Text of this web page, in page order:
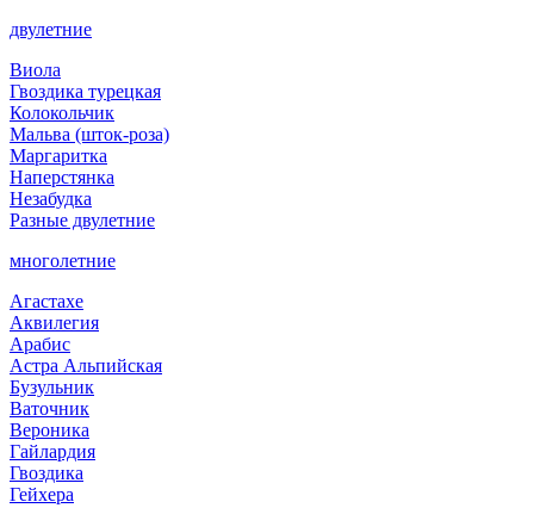
двулетние
Виола
Гвоздика турецкая
Колокольчик
Мальва (шток-роза)
Маргаритка
Наперстянка
Незабудка
Разные двулетние
многолетние
Агастахе
Аквилегия
Арабис
Астра Альпийская
Бузульник
Ваточник
Вероника
Гайлардия
Гвоздика
Гейхера